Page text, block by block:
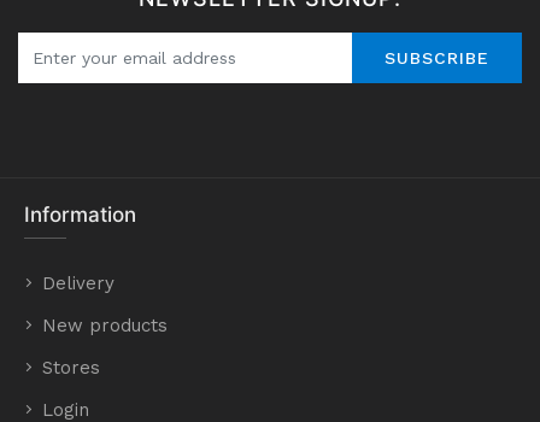
SUBSCRIBE
Information
Delivery
New products
Stores
Login